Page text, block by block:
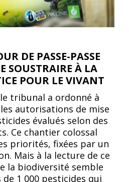
DE PASSE-PASSE
SOUSTRAIRE À LA
POUR LE VIVANT
tribunal a ordonné à
autorisations de mise
évalués selon des
Ce chantier colossal
priorités, fixées par un
Mais à la lecture de ce
la biodiversité semble
1 000 pesticides qui